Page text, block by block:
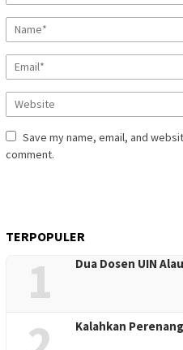
Save my name, email, and
comment.
TERPOPULER
1 Dua Dosen UIN
Kalahkan